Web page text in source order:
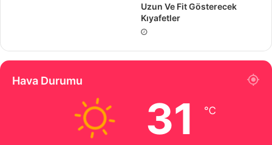
Uzun Ve Fit Gösterecek
Kıyafetler
Hava Durumu
31 ℃